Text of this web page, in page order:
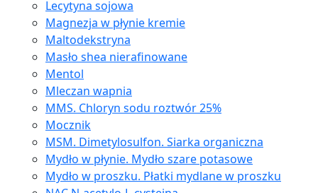
Lecytyna sojowa
Magnezja w płynie kremie
Maltodekstryna
Masło shea nierafinowane
Mentol
Mleczan wapnia
MMS. Chloryn sodu roztwór 25%
Mocznik
MSM. Dimetylosulfon. Siarka organiczna
Mydło w płynie. Mydło szare potasowe
Mydło w proszku. Płatki mydlane w proszku